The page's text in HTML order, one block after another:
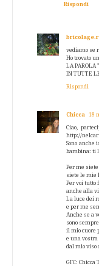
Rispondi
vediamo se
Ho trovato
LA PAROLA
IN TUTTE
Rispondi
Chicca 18
Ciao,
http://
Sono anche
bambina: ti
Per me
siete le mie
Per voi tutto
anche alla
La luce dei
e per me
Anche se a
sono
il mio cuore
e una
dal mio viso
GFC: